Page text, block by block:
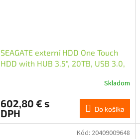
SEAGATE externí HDD One Touch
HDD with HUB 3.5", 20TB, USB 3.0,
Skladom
602,80 € s
DPH
Do košíka
Kód: 20409009648